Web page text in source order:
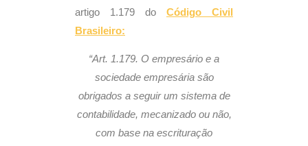
artigo 1.179 do Código Civil
Brasileiro:
“Art. 1.179. O empresário e a
sociedade empresária são
obrigados a seguir um sistema de
contabilidade, mecanizado ou não,
com base na escrituração